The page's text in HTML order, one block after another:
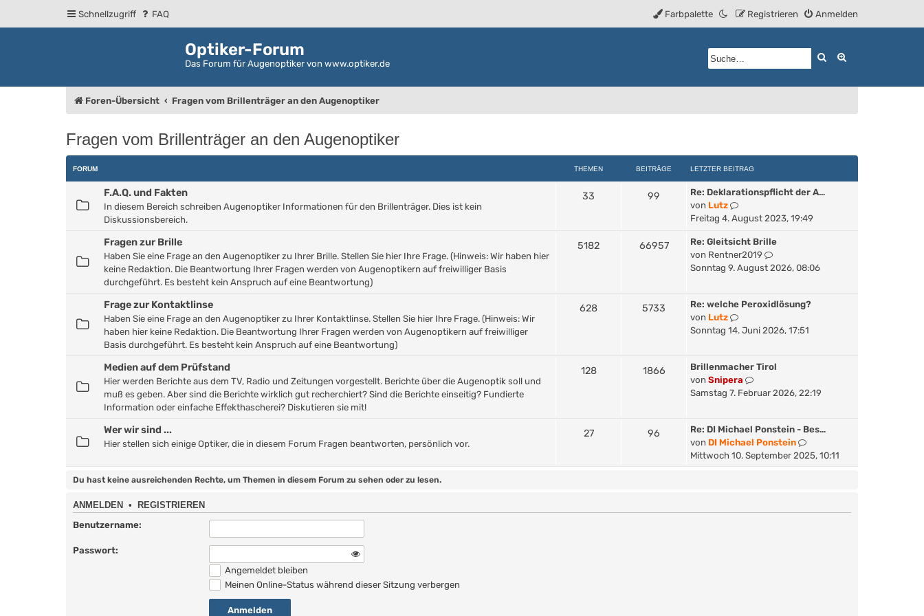
Schnellzugriff FAQ Anmelden
Registrieren
Farbpalette
Optiker-Forum
Das Forum für Augenoptiker von www.optiker.de
Suche
Foren-Übersicht Fragen vom Brillenträger an den Augenoptiker
Fragen vom Brillenträger an den Augenoptiker
FORUM THEMEN BEITRÄGE LETZTER BEITRAG
F.A.Q. und Fakten
In diesem Bereich schreiben Augenoptiker Informationen für den Brillenträger. Dies ist kein
Diskussionsbereich.
33 99
Re: Deklarationspflicht der A…
von Lutz
N
e
e
s
t
B
e
i
r
g
Freitag 4. August 2023, 19:49
Fragen zur Brille
Haben Sie eine Frage an den Augenoptiker zu Ihrer Brille. Stellen Sie hier Ihre Frage. (Hinweis: Wir haben hier
keine Redaktion. Die Beantwortung Ihrer Fragen werden von Augenoptikern auf freiwilliger Basis
durchgeführt. Es besteht kein Anspruch auf eine Beantwortung)
5182 66957
Re: Gleitsicht Brille
von Rentner2019
N
e
s
e
e
t
Sonntag 9. August 2026, 08:06
Frage zur Kontaktlinse
Haben Sie eine Frage an den Augenoptiker zu Ihrer Kontaktlinse. Stellen Sie hier Ihre Frage. (Hinweis: Wir
haben hier keine Redaktion. Die Beantwortung Ihrer Fragen werden von Augenoptikern auf freiwilliger
Basis durchgeführt. Es besteht kein Anspruch auf eine Beantwortung)
628 5733
Re: welche Peroxidlösung?
von Lutz
N
e
s
t
e
e
i
t
Sonntag 14. Juni 2026, 17:51
Medien auf dem Prüfstand
Hier werden Berichte aus dem TV, Radio und Zeitungen vorgestellt. Berichte über die Augenoptik soll und
muß es geben. Aber sind die Berichte wirklich gut recherchiert? Sind die Berichte einseitig? Fundierte
Information oder einfache Effekthascherei? Diskutieren sie mit!
128 1866
Brillenmacher Tirol
von Snipera
N
e
s
t
e
Samstag 7. Februar 2026, 22:19
Wer wir sind ...
Hier stellen sich einige Optiker, die in diesem Forum Fragen beantworten, persönlich vor.
27 96
Re: DI Michael Ponstein - Bes…
von DI Michael Ponstein
N
e
u
Mittwoch 10. September 2025, 10:11
Du hast keine ausreichenden Rechte, um Themen in diesem Forum zu sehen oder zu lesen.
ANMELDEN • REGISTRIEREN
Benutzername:
Passwort:
Angemeldet bleiben
Meinen Online-Status während dieser Sitzung verbergen